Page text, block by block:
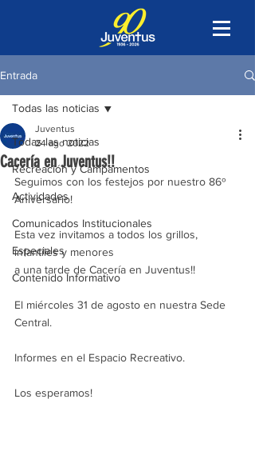
Entrada
Todas las noticias
Recreación y Campamentos
Actividades
Comunicados Institucionales
Especiales
Contenido Informativo
Todas las noticias
Cacería en Juventus!!
Juventus
24 ago 2022
Seguimos con los festejos por nuestro 86º
Aniversario!
Esta vez invitamos a todos los grillos,
infantiles y menores
a una tarde de Cacería en Juventus!!
El miércoles 31 de agosto en nuestra Sede
Central.
Informes en el Espacio Recreativo.
Los esperamos!